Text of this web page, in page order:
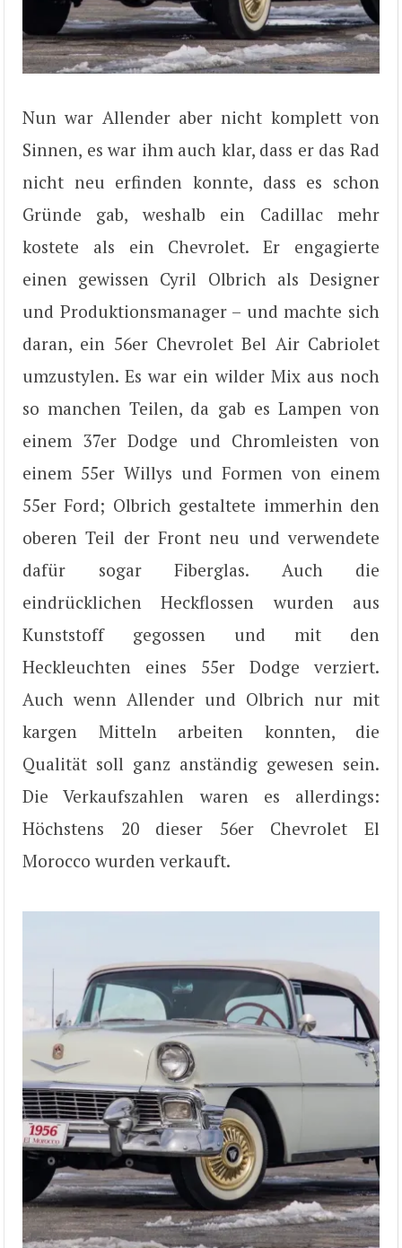
Nun war Allender aber nicht komplett von
Sinnen, es war ihm auch klar, dass er das Rad
nicht neu erfinden konnte, dass es schon
Gründe gab, weshalb ein Cadillac mehr
kostete als ein Chevrolet. Er engagierte
einen gewissen Cyril Olbrich als Designer
und Produktionsmanager – und machte sich
daran, ein 56er Chevrolet Bel Air Cabriolet
umzustylen. Es war ein wilder Mix aus noch
so manchen Teilen, da gab es Lampen von
einem 37er Dodge und Chromleisten von
einem 55er Willys und Formen von einem
55er Ford; Olbrich gestaltete immerhin den
oberen Teil der Front neu und verwendete
dafür sogar Fiberglas. Auch die
eindrücklichen Heckflossen wurden aus
Kunststoff gegossen und mit den
Heckleuchten eines 55er Dodge verziert.
Auch wenn Allender und Olbrich nur mit
kargen Mitteln arbeiten konnten, die
Qualität soll ganz anständig gewesen sein.
Die Verkaufszahlen waren es allerdings:
Höchstens 20 dieser 56er Chevrolet El
Morocco wurden verkauft.